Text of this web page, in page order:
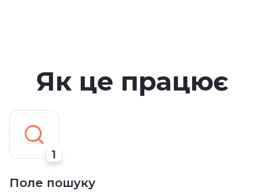
Як це працює
Поле пошуку